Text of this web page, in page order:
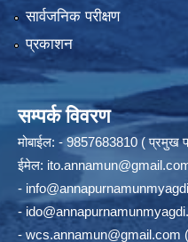
सार्वजनिक परीक्षण
प्रकाशन
सम्पर्क विवरण
मोबाईल: - 9857683810 ( प्रमुख
ईमेल:
-
-
- wcs.annamun@gmail.com